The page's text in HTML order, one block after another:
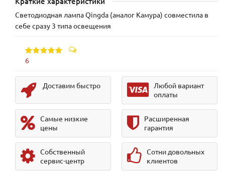
Светодиодная лампа Qingda (аналог Камура) совместила в
себе сразу 3 типа освещения
6
Доставим быстро
Любой вариант
оплаты
Самые низкие
цены
Расширенная
гарантия
Собственный
сервис-центр
Сотни довольных
клиентов